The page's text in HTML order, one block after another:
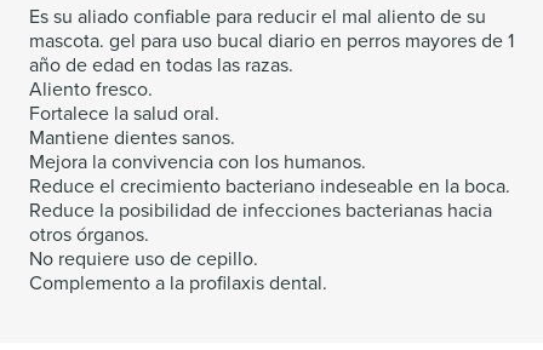
Es su aliado confiable para reducir el mal aliento de su
mascota. gel para uso bucal diario en perros mayores de 1
año de edad en todas las razas.
Aliento fresco.
Fortalece la salud oral.
Mantiene dientes sanos.
Mejora la convivencia con los humanos.
Reduce el crecimiento bacteriano indeseable en la boca.
Reduce la posibilidad de infecciones bacterianas hacia
otros órganos.
No requiere uso de cepillo.
Complemento a la profilaxis dental.